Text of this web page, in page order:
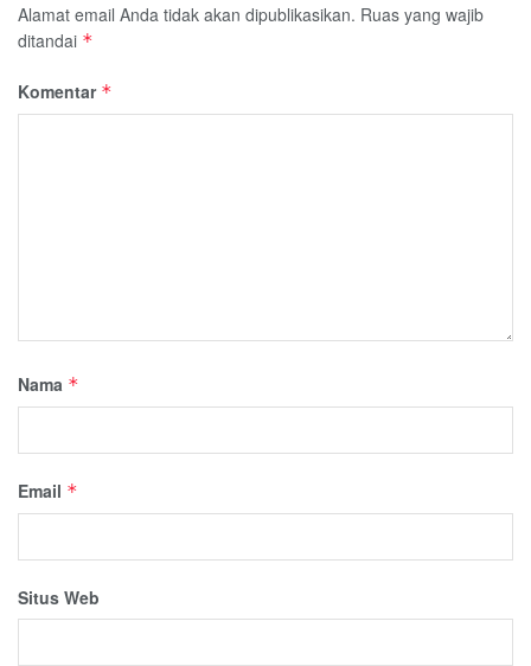
Alamat email Anda tidak akan dipublikasikan. Ruas yang wajib
ditandai *
Komentar *
Nama *
Email *
Situs Web